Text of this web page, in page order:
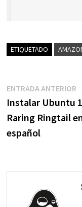
ETIQUETADO
Navegación
de
entradas
ENTRADA ANTERIOR
Instalar Ubuntu
Raring Ringtail
español